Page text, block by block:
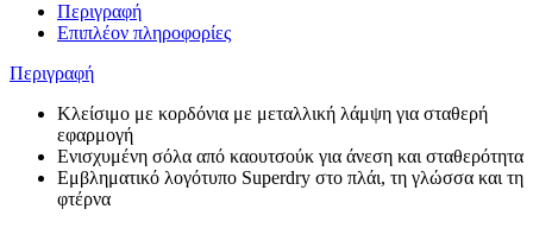
Περιγραφή
Επιπλέον πληροφορίες
Περιγραφή
Κλείσιμο με κορδόνια με μεταλλική λάμψη για σταθερή
εφαρμογή
Ενισχυμένη σόλα από καουτσούκ για άνεση και σταθερότητα
Εμβληματικό λογότυπο Superdry στο πλάι, τη γλώσσα και τη
φτέρνα